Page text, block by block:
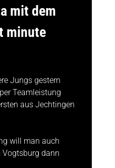
mit dem
minute
Jungs gestern
Teamleistung
aus Jechtingen
will man auch
dann